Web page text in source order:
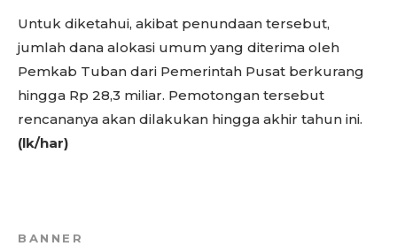
Untuk diketahui, akibat penundaan tersebut,
jumlah dana alokasi umum yang diterima oleh
Pemkab Tuban dari Pemerintah Pusat berkurang
hingga Rp 28,3 miliar. Pemotongan tersebut
rencananya akan dilakukan hingga akhir tahun ini.
(lk/har)
BANNER